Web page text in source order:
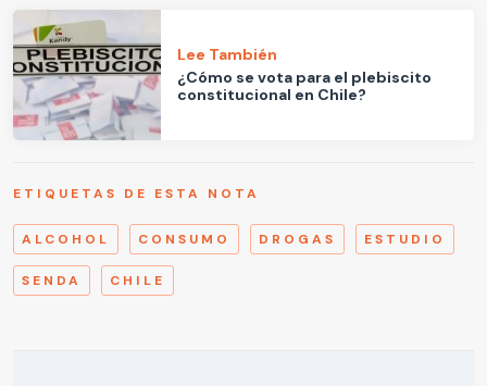
Lee También
¿Cómo se vota para el plebiscito
constitucional en Chile?
ETIQUETAS DE ESTA NOTA
ALCOHOL CONSUMO DROGAS ESTUDIO
SENDA CHILE